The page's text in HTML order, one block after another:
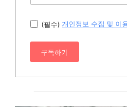
(필수) 개인정보 수집 및 이
구독하기